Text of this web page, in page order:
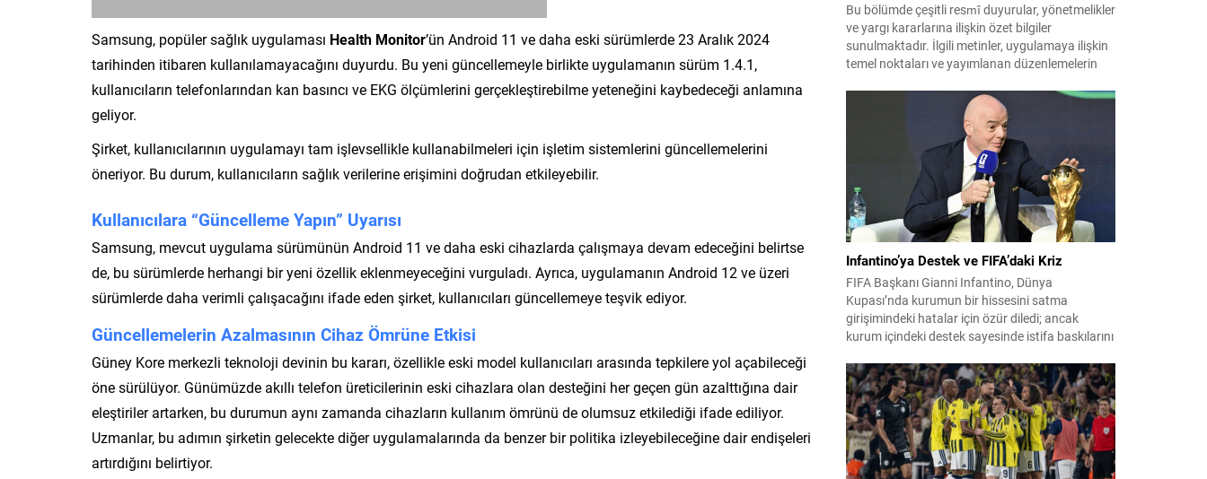
Samsung, popüler sağlık uygulaması Health Monitor’ün Android 11 ve daha eski sürümlerde 23 Aralık 2024
tarihinden itibaren kullanılamayacağını duyurdu. Bu yeni güncellemeyle birlikte uygulamanın sürüm 1.4.1,
kullanıcıların telefonlarından kan basıncı ve EKG ölçümlerini gerçekleştirebilme yeteneğini kaybedeceği anlamına
geliyor.
Şirket, kullanıcılarının uygulamayı tam işlevsellikle kullanabilmeleri için işletim sistemlerini güncellemelerini
öneriyor. Bu durum, kullanıcıların sağlık verilerine erişimini doğrudan etkileyebilir.
Kullanıcılara “Güncelleme Yapın” Uyarısı
Samsung, mevcut uygulama sürümünün Android 11 ve daha eski cihazlarda çalışmaya devam edeceğini belirtse
de, bu sürümlerde herhangi bir yeni özellik eklenmeyeceğini vurguladı. Ayrıca, uygulamanın Android 12 ve üzeri
sürümlerde daha verimli çalışacağını ifade eden şirket, kullanıcıları güncellemeye teşvik ediyor.
Güncellemelerin Azalmasının Cihaz Ömrüne Etkisi
Güney Kore merkezli teknoloji devinin bu kararı, özellikle eski model kullanıcıları arasında tepkilere yol açabileceği
öne sürülüyor. Günümüzde akıllı telefon üreticilerinin eski cihazlara olan desteğini her geçen gün azalttığına dair
eleştiriler artarken, bu durumun aynı zamanda cihazların kullanım ömrünü de olumsuz etkilediği ifade ediliyor.
Uzmanlar, bu adımın şirketin gelecekte diğer uygulamalarında da benzer bir politika izleyebileceğine dair endişeleri
artırdığını belirtiyor.
Bu bölümde çeşitli resmî duyurular, yönetmelikler
ve yargı kararlarına ilişkin özet bilgiler
sunulmaktadır. İlgili metinler, uygulamaya ilişkin
temel noktaları ve yayımlanan düzenlemelerin
kategorilerdeki kararların ve ilânların kolay
okunur biçimde düzenlenmiş hâlidir. Önemli
başlıklar kalın ve altı çizili şekilde vurgulanmıştır;
böylece dikkat çeken maddeler çabuk...
Infantino’ya Destek ve FIFA’daki Kriz
FIFA Başkanı Gianni Infantino, Dünya
Kupası’nda kurumun bir hissesini satma
girişimindeki hatalar için özür diledi; ancak
kurum içindeki destek sayesinde istifa baskılarını
görüşmelerinin ardından yönetim kurulu
Infantino’ya tam destek verdiğini açıkladı.
Sızdırılan plan detayları ve ulusal federasyonlara
verilen teşvik tekliflerinin ortaya çıkışı, yoğun
eleştirilere...